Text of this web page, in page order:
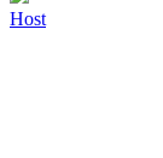
Host